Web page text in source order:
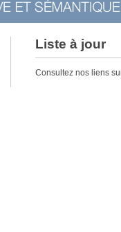
Liste à jour
Consultez nos liens